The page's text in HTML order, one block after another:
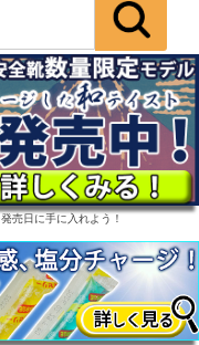
売日に手に入れよう！